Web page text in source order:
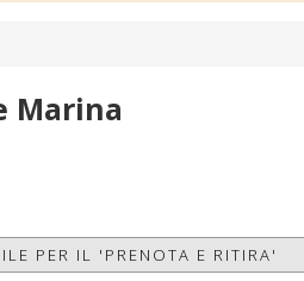
Marina
PER IL 'PRENOTA E RITIRA'